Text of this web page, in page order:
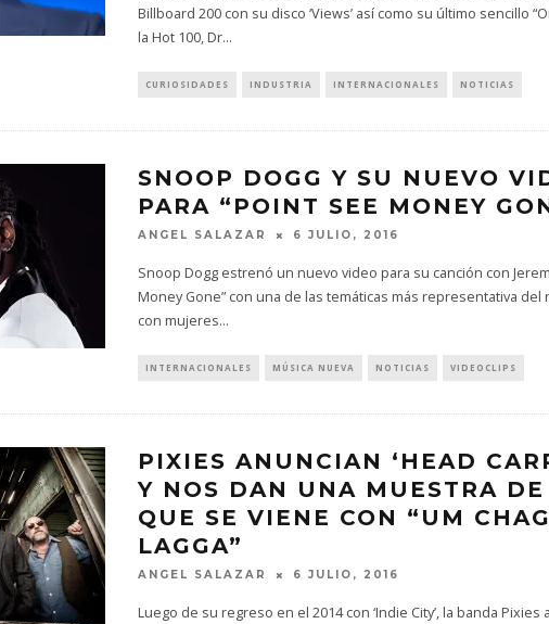
Billboard 200 con su disco ‘Views’ así como su último sencillo
la Hot 100, Dr...
CURIOSIDADES INDUSTRIA INTERNACIONALES NOTICIAS
SNOOP DOGG Y SU NUEVO
PARA “POINT SEE MONEY
ANGEL SALAZAR 6 JULIO, 2016
Snoop Dogg estrenó un nuevo video para su canción con
Money Gone” con una de las temáticas más representativa del
con mujeres...
INTERNACIONALES MÚSICA NUEVA NOTICIAS VIDEOCLIPS
PIXIES ANUNCIAN ‘HEAD
Y NOS DAN UNA MUESTRA DE
QUE SE VIENE CON “UM
LAGGA”
ANGEL SALAZAR 6 JULIO, 2016
Luego de su regreso en el 2014 con ‘Indie City’, la banda Pixies